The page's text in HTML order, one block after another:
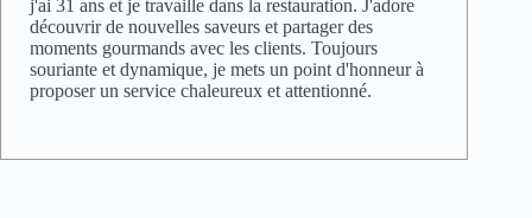
j'ai 31 ans et je travaille dans la restauration. J'adore
découvrir de nouvelles saveurs et partager des
moments gourmands avec les clients. Toujours
souriante et dynamique, je mets un point d'honneur à
proposer un service chaleureux et attentionné.